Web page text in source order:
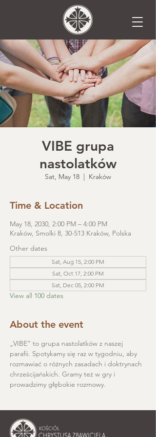
VIBE grupa
nastolatków
Sat, May 18
  |
Kraków
Time & Location
May 18, 2030, 2:00 PM – 4:00 PM
Kraków, Smolki 8, 30-513 Kraków, Polska
Other dates
Sat, Aug 15, 2:00 PM
Sat, Oct 17, 2:00 PM
Sat, Dec 05, 2:00 PM
View all 100 dates
About the event
„VIBE” to grupa nastolatków z naszej
parafii. Spotykamy się raz w tygodniu, aby
rozmawiać o różnych zasadach i doktrynach
chrześcijańskich. Gramy też w gry i
prowadzimy głębokie rozmowy.